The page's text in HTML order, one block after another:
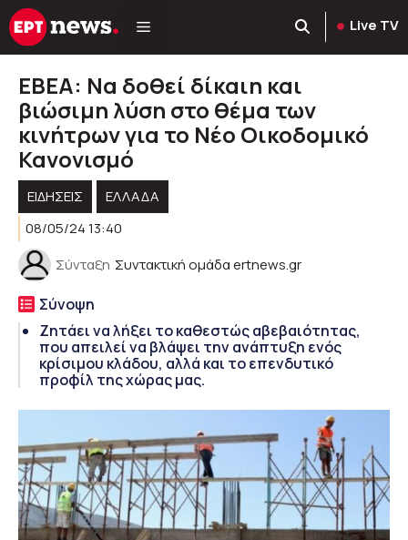
Μετάβαση
σε
Live TV
ΕΒΕΑ: Να δοθεί δίκαιη και
βιώσιμη λύση στο θέμα των
κινήτρων για το Νέο Οικοδομικό
Κανονισμό
ΕΙΔΗΣΕΙΣ
ΕΛΛΑΔΑ
08/05/24 13:40
Σύνταξη Συντακτική ομάδα ertnews.gr
Σύνοψη
Ζητάει να λήξει το καθεστώς αβεβαιότητας,
που απειλεί να βλάψει την ανάπτυξη ενός
κρίσιμου κλάδου, αλλά και το επενδυτικό
προφίλ της χώρας μας.